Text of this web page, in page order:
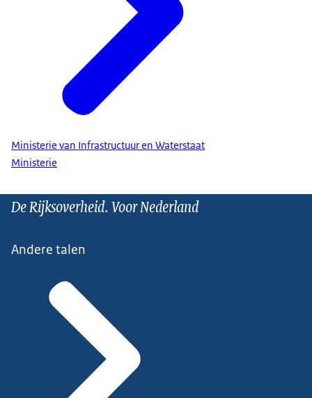
Ministerie van Infrastructuur en Waterstaat
Ministerie
De Rijksoverheid. Voor Nederland
Andere talen